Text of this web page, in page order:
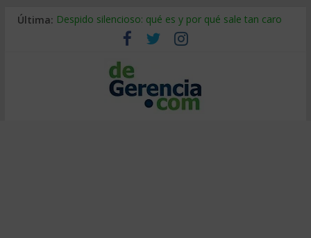
Última: Despido silencioso: qué es y por qué sale tan caro
La economía de Venezuela después del terremoto
Los 8 pasos de Kotter: liderar el cambio sin fracasar
Gestión de proyectos con IA: qué cambia en el oficio
IA y creatividad: cómo evitar que todos piensen igual